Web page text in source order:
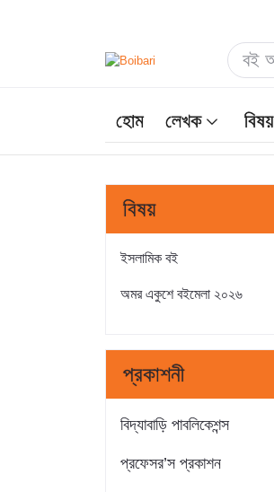
হোম লেখক বিষয়
বিষয়
ইসলামিক বই
অমর একুশে বইমেলা ২০২৬
প্রকাশনী
বিদ্যাবাড়ি পাবলিকেশন্স
প্রফেসর’স প্রকাশন